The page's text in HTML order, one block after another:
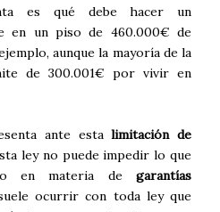
es qué debe hacer un
en un piso de 460.000€ de
aunque la mayoría de la
de 300.001€ por vivir en
ante estalimitación de
ley no puede impedir lo que
en materia de garantías
ocurrir con toda ley que